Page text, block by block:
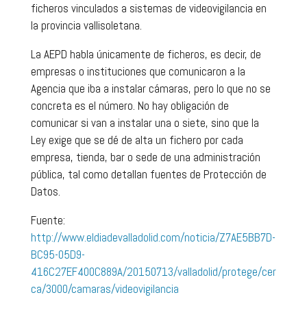
ficheros vinculados a sistemas de videovigilancia en
la provincia vallisoletana.
La AEPD habla únicamente de ficheros, es decir, de
empresas o instituciones que comunicaron a la
Agencia que iba a instalar cámaras, pero lo que no se
concreta es el número. No hay obligación de
comunicar si van a instalar una o siete, sino que la
Ley exige que se dé de alta un fichero por cada
empresa, tienda, bar o sede de una administración
pública, tal como detallan fuentes de Protección de
Datos.
Fuente:
http://www.eldiadevalladolid.com/noticia/Z7AE5BB7D-
BC95-05D9-
416C27EF400C889A/20150713/valladolid/protege/cer
ca/3000/camaras/videovigilancia